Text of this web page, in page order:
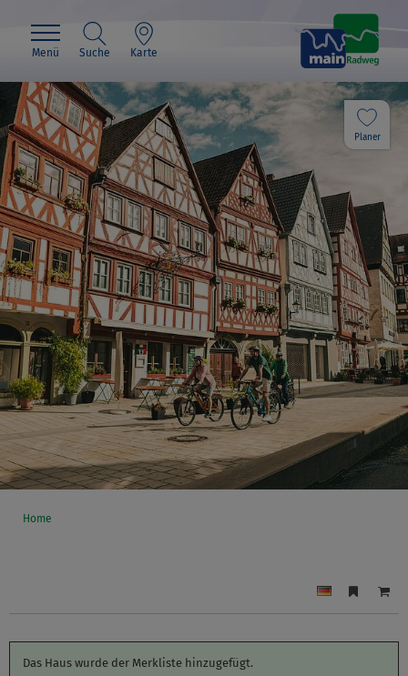
Menü Suche Karte
Planer
Home
Das Haus wurde der Merkliste hinzugefügt.